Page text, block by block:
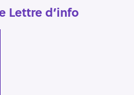
Lettre d’info